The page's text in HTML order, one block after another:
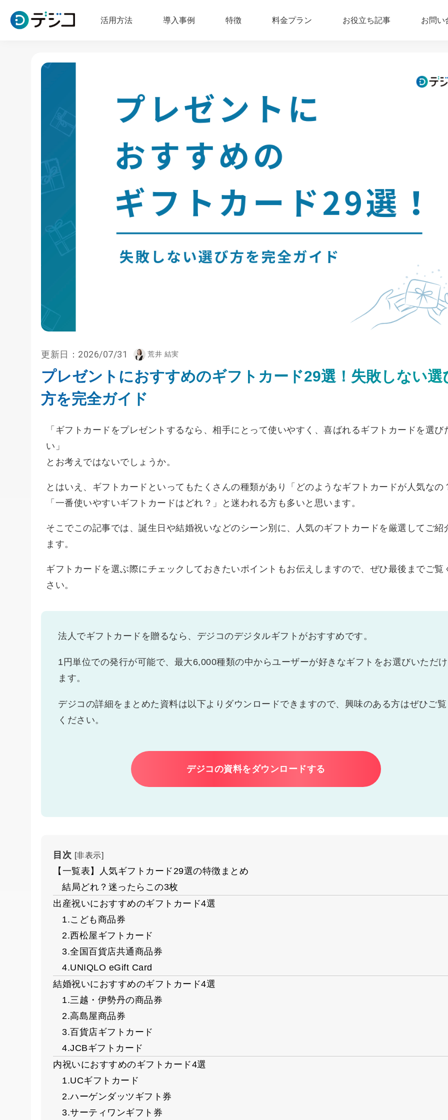
活用方法 導入事例 特徴 料金プラン お役立ち記事 お問い
更新日： 2026/07/31 荒井 結実
プレゼントにおすすめのギフトカード29選！失敗しない選
方を完全ガイド
「ギフトカードをプレゼントするなら、相手にとって使いやすく、喜ばれるギフトカードを選び
い」
とお考えではないでしょうか。
とはいえ、ギフトカードといってもたくさんの種類があり「どのようなギフトカードが人気なの
「一番使いやすいギフトカードはどれ？」と迷われる方も多いと思います。
そこでこの記事では、誕生日や結婚祝いなどのシーン別に、人気のギフトカードを厳選してご紹
ます。
ギフトカードを選ぶ際にチェックしておきたいポイントもお伝えしますので、ぜひ最後までご覧
さい。
法人でギフトカードを贈るなら、デジコのデジタルギフトがおすすめです。
1円単位での発行が可能で、最大6,000種類の中からユーザーが好きなギフトをお選びいただけ
ます。
デジコの詳細をまとめた資料は以下よりダウンロードできますので、興味のある方はぜひご覧
ください。
デジコの資料をダウンロードする
目次 [非表示]
【一覧表】人気ギフトカード29選の特徴まとめ
結局どれ？迷ったらこの3枚
出産祝いにおすすめのギフトカード4選
1.こども商品券
2.西松屋ギフトカード
3.全国百貨店共通商品券
4.UNIQLO eGift Card
結婚祝いにおすすめのギフトカード4選
1.三越・伊勢丹の商品券
2.高島屋商品券
3.百貨店ギフトカード
4.JCBギフトカード
内祝いにおすすめのギフトカード4選
1.UCギフトカード
2.ハーゲンダッツギフト券
3.サーティワンギフト券